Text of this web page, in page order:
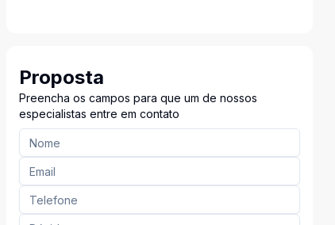
Proposta
Preencha os campos para que um de nossos
especialistas entre em contato